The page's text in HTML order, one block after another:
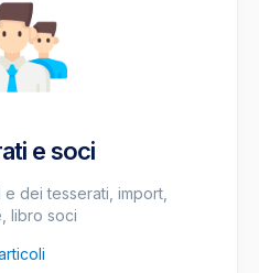
e soci
dei tesserati, import,
libro soci